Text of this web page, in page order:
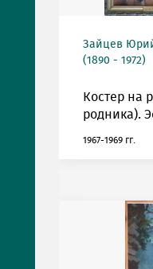
Зайцев
(1890 - 1972)
Костер на
родника).
1967-1969 гг.